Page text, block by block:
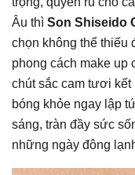
Âu thì Son Shiseido
chọn không thể thiếu
phong cách make up
chút sắc cam tươi
bóng khỏe ngay lập
sáng, tràn đầy sức
những ngày đông